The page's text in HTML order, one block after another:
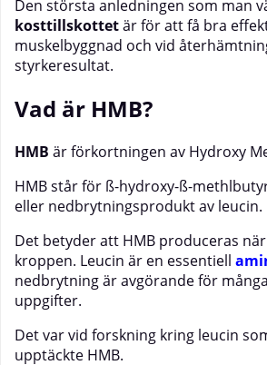
Den största anledningen som man
kosttillskottetär för att få bra
muskelbyggnad och vid
styrkeresultat.
Vad är HMB?
HMB är förkortningen av Hydroxy
HMB står för ß-hydroxy-ß-
eller nedbrytningsprodukt av leucin.
Det betyder att HMB produceras
kroppen. Leucin är en essentiell
nedbrytning är avgörande för
uppgifter.
Det var vid forskning kring leucin
upptäckte HMB.